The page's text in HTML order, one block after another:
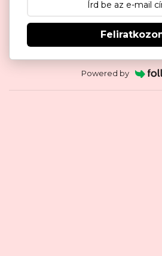
Powered by